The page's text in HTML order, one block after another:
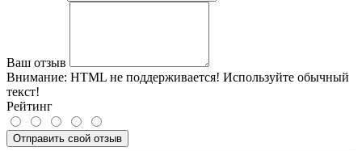
Ваш отзыв
Внимание: HTML не поддерживается! Используйте обычный
текст!
Рейтинг
Отправить свой отзыв